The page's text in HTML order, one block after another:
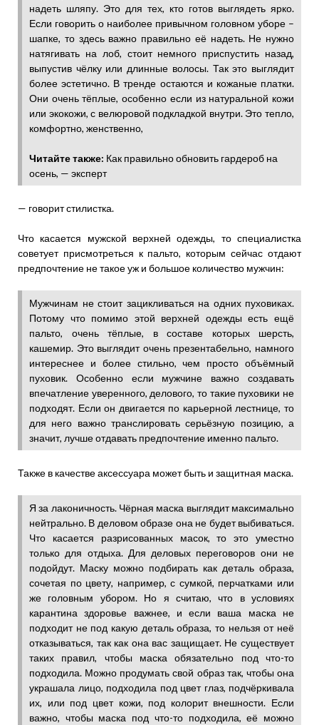
надеть шляпу. Это для тех, кто готов выглядеть ярко.
Если говорить о наиболее привычном головном уборе –
шапке, то здесь важно правильно её надеть. Не нужно
натягивать на лоб, стоит немного приспустить назад,
выпустив чёлку или длинные волосы. Так это выглядит
более эстетично. В тренде остаются и кожаные платки.
Они очень тёплые, особенно если из натуральной кожи
или экокожи, с велюровой подкладкой внутри. Это тепло,
комфортно, женственно,
Читайте также: Как правильно обновить гардероб на
осень, — эксперт
— говорит стилистка.
Что касается мужской верхней одежды, то специалистка
советует присмотреться к пальто, которым сейчас отдают
предпочтение не такое уж и большое количество мужчин:
Мужчинам не стоит зацикливаться на одних пуховиках.
Потому что помимо этой верхней одежды есть ещё
пальто, очень тёплые, в составе которых шерсть,
кашемир. Это выглядит очень презентабельно, намного
интереснее и более стильно, чем просто объёмный
пуховик. Особенно если мужчине важно создавать
впечатление уверенного, делового, то такие пуховики не
подходят. Если он двигается по карьерной лестнице, то
для него важно транслировать серьёзную позицию, а
значит, лучше отдавать предпочтение именно пальто.
Также в качестве аксессуара может быть и защитная маска.
Я за лаконичность. Чёрная маска выглядит максимально
нейтрально. В деловом образе она не будет выбиваться.
Что касается разрисованных масок, то это уместно
только для отдыха. Для деловых переговоров они не
подойдут. Маску можно подбирать как деталь образа,
сочетая по цвету, например, с сумкой, перчатками или
же головным убором. Но я считаю, что в условиях
карантина здоровье важнее, и если ваша маска не
подходит не под какую деталь образа, то нельзя от неё
отказываться, так как она вас защищает. Не существует
таких правил, чтобы маска обязательно под что-то
подходила. Можно продумать свой образ так, чтобы она
украшала лицо, подходила под цвет глаз, подчёркивала
их, или под цвет кожи, под колорит внешности. Если
важно, чтобы маска под что-то подходила, её можно